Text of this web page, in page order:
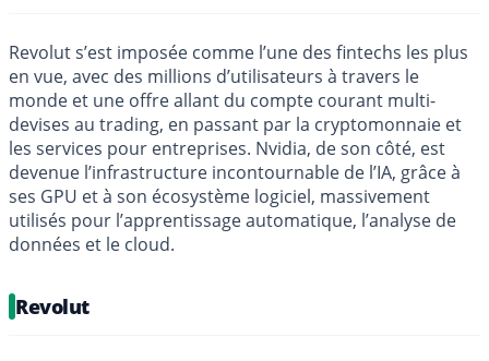
Revolut s’est imposée comme l’une des fintechs les plus
en vue, avec des millions d’utilisateurs à travers le
monde et une offre allant du compte courant multi-
devises au trading, en passant par la cryptomonnaie et
les services pour entreprises. Nvidia, de son côté, est
devenue l’infrastructure incontournable de l’IA, grâce à
ses GPU et à son écosystème logiciel, massivement
utilisés pour l’apprentissage automatique, l’analyse de
données et le cloud.
Revolut